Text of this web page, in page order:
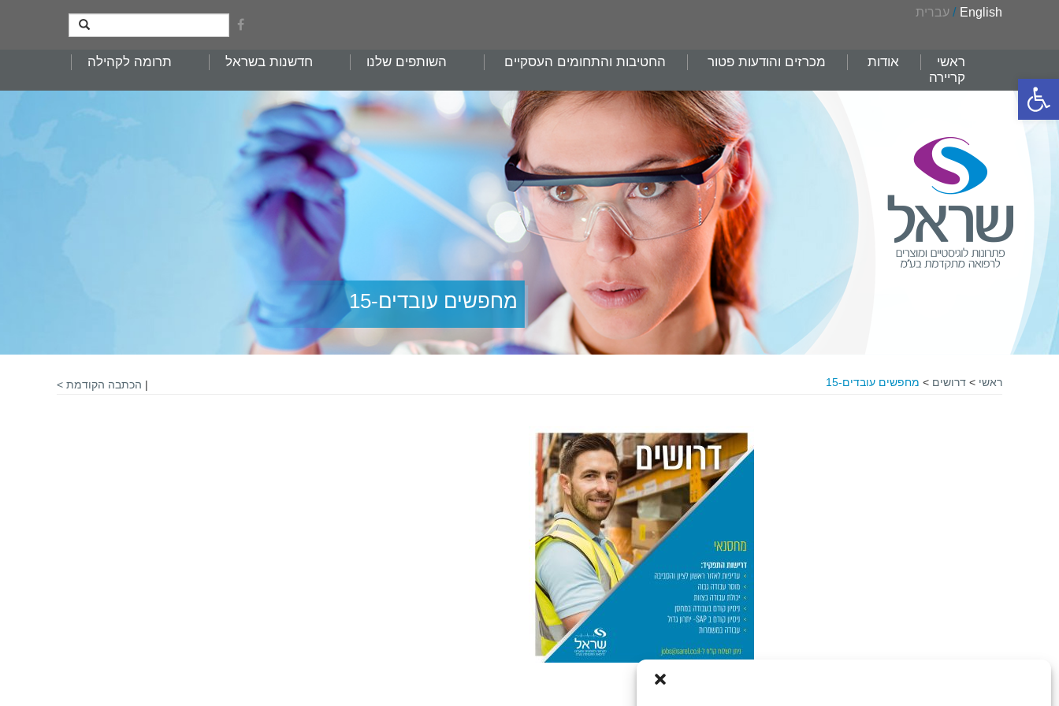
פתח סרגל נגישות
English
/ עברית
ראשי אודות מכרזים והודעות פטור החטיבות והתחומים העסקיים השותפים שלנו חדשנות בשראל
תרומה לקהילה
קריירה
מחפשים עובדים-15
ראשי > דרושים > מחפשים עובדים-15 | הכתבה הקודמת >